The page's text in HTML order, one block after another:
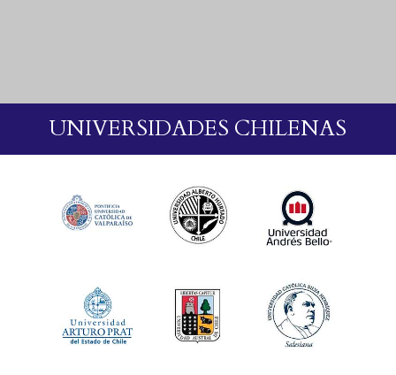
UNIVERSIDADES CHILENAS